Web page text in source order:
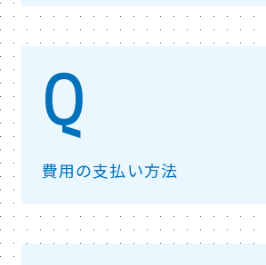
費用の支払い方法